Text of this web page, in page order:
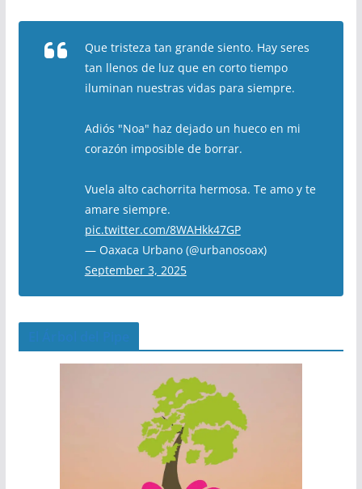
Que tristeza tan grande siento. Hay seres
tan llenos de luz que en corto tiempo
iluminan nuestras vidas para siempre.
Adiós "Noa" haz dejado un hueco en mi
corazón imposible de borrar.
Vuela alto cachorrita hermosa. Te amo y te
amare siempre.
pic.twitter.com/8WAHkk47GP
— Oaxaca Urbano (@urbanosoax)
September 3, 2025